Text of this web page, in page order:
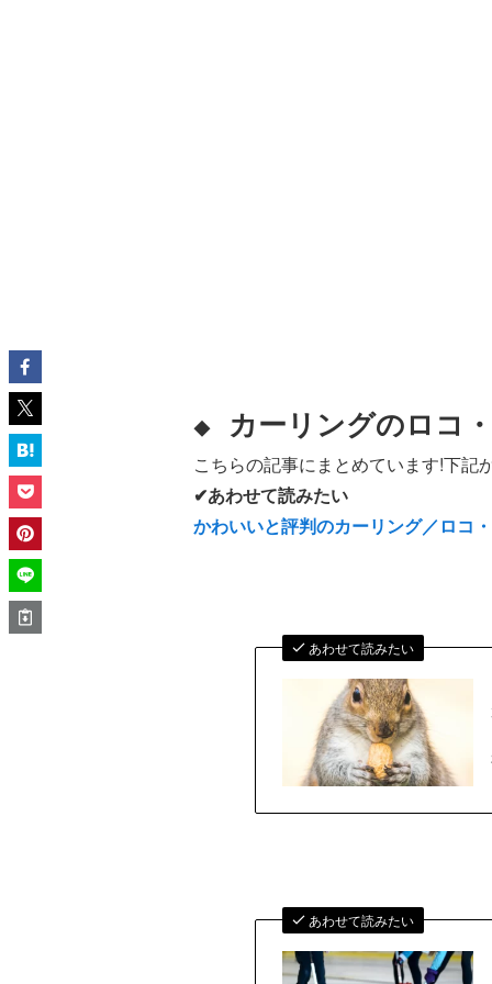
◆ カーリングのロコ
こちらの記事にまとめています!下記
✔あわせて読みたい
かわいいと評判のカーリング／ロコ
あわせて読みたい
あわせて読みたい